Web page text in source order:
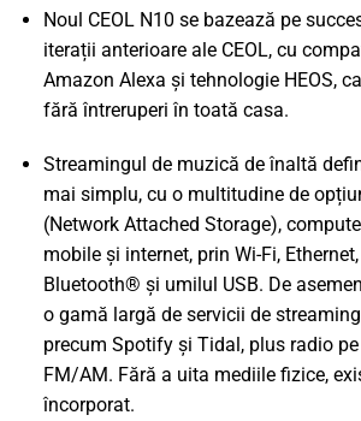
Noul CEOL N10 se bazează pe
iterații anterioare ale CEOL, cu
Amazon Alexa și tehnologie HEOS,
fără întreruperi în toată casa.
Streamingul de muzică de înaltă
mai simplu, cu o multitudine de
(Network Attached Storage),
mobile și internet, prin Wi-Fi,
Bluetooth® și umilul USB. De
o gamă largă de servicii de
precum Spotify și Tidal, plus radio
FM/AM. Fără a uita mediile fizice,
încorporat.